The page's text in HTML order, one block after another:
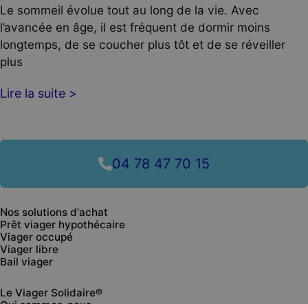
Le sommeil évolue tout au long de la vie. Avec
l’avancée en âge, il est fréquent de dormir moins
longtemps, de se coucher plus tôt et de se réveiller
plus
Lire la suite >
04 78 47 70 15
Nos solutions d'achat
Prêt viager hypothécaire
Viager occupé
Viager libre
Bail viager
Le Viager Solidaire®